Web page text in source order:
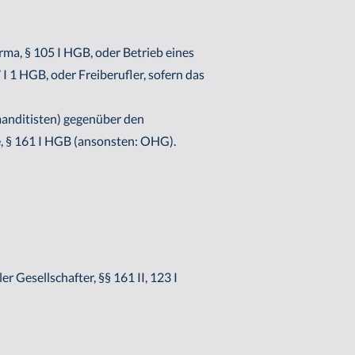
§ 105 I HGB, oder Betrieb eines
1 HGB, oder Freiberufler, sofern das
gegenüber den
161 I HGB (ansonsten: OHG).
Gesellschafter, §§ 161 II, 123 I